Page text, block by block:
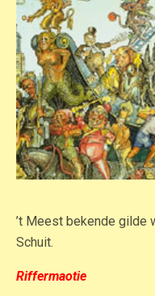
’t Meest bekende gilde
Schuit.
Riffermaotie